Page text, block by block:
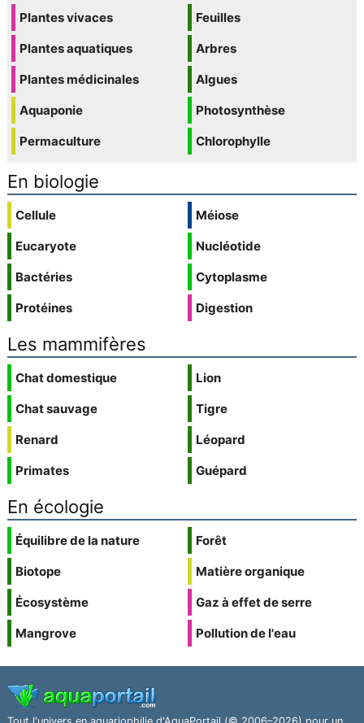
Plantes vivaces
Plantes aquatiques
Plantes médicinales
Aquaponie
Permaculture
Feuilles
Arbres
Algues
Photosynthèse
Chlorophylle
En biologie
Cellule
Eucaryote
Bactéries
Protéines
Méiose
Nucléotide
Cytoplasme
Digestion
Les mammifères
Chat domestique
Chat sauvage
Renard
Primates
Lion
Tigre
Léopard
Guépard
En écologie
Équilibre de la nature
Biotope
Écosystème
Mangrove
Forêt
Matière organique
Gaz à effet de serre
Pollution de l'eau